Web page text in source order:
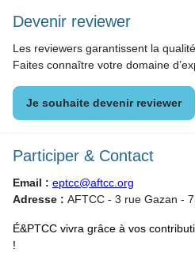
Devenir reviewer
Les reviewers garantissent la
Faites connaître votre domaine
Je souhaite devenir reviewer
Participer & Contact
Email : eptcc@aftcc.org
Adresse : AFTCC - 3 rue Gazan -
É&PTCC vivra grâce à vos
!